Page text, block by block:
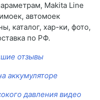
Makita Line
автомоек
каталог, хар-ки, фото,
по РФ.
отзывы
аккумуляторе
давления видео